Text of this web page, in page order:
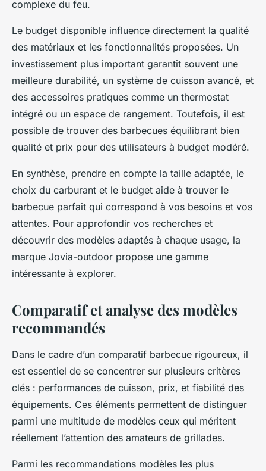
complexe du feu.
Le budget disponible influence directement la qualité
des matériaux et les fonctionnalités proposées. Un
investissement plus important garantit souvent une
meilleure durabilité, un système de cuisson avancé, et
des accessoires pratiques comme un thermostat
intégré ou un espace de rangement. Toutefois, il est
possible de trouver des barbecues équilibrant bien
qualité et prix pour des utilisateurs à budget modéré.
En synthèse, prendre en compte la taille adaptée, le
choix du carburant et le budget aide à trouver le
barbecue parfait qui correspond à vos besoins et vos
attentes. Pour approfondir vos recherches et
découvrir des modèles adaptés à chaque usage, la
marque Jovia-outdoor propose une gamme
intéressante à explorer.
Comparatif et analyse des modèles
recommandés
Dans le cadre d’un comparatif barbecue rigoureux, il
est essentiel de se concentrer sur plusieurs critères
clés : performances de cuisson, prix, et fiabilité des
équipements. Ces éléments permettent de distinguer
parmi une multitude de modèles ceux qui méritent
réellement l’attention des amateurs de grillades.
Parmi les recommandations modèles les plus